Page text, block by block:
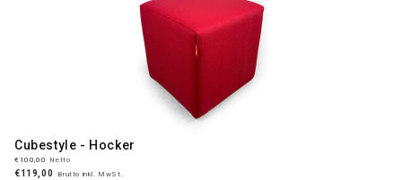
Cubestyle - Hocker
€100,00 Netto
€119,00 Brutto inkl. MwSt.